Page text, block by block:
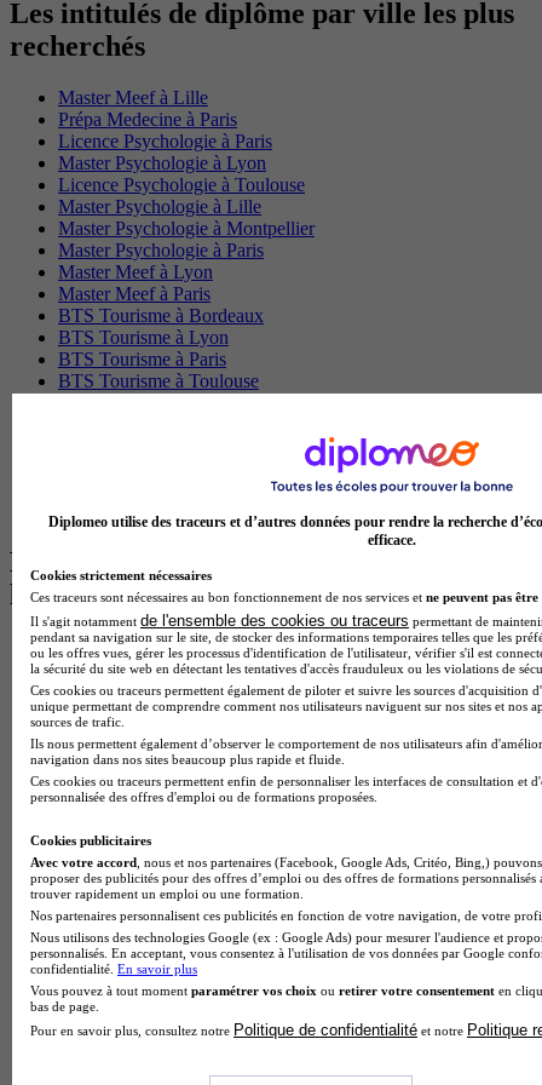
Les intitulés de diplôme par ville les plus
recherchés
Master Meef à Lille
Prépa Medecine à Paris
Licence Psychologie à Paris
Master Psychologie à Lyon
Licence Psychologie à Toulouse
Master Psychologie à Lille
Master Psychologie à Montpellier
Master Psychologie à Paris
Master Meef à Lyon
Master Meef à Paris
BTS Tourisme à Bordeaux
BTS Tourisme à Lyon
BTS Tourisme à Paris
BTS Tourisme à Toulouse
BTS Communication à Bordeaux
BTS Communication à Lyon
BTS Ndrc à Lyon
Les intitulés de diplôme par alternance
les plus recherchés
BTS Esf en alternance
BTS Dietetique en alternance
BTS Mco en alternance
BTS Pi en alternance
BTS Sp3s en alternance
Master CCA en alternance
BTS Ndrc en alternance
BTS Sam en alternance
BTS Sio en alternance
MSc Marketing Digital en alternance
BTS Gpme en alternance
Cap Electricien en alternance
BTS Gpn en alternance
BTS Domotique en alternance
BAC Pro Agora en alternance
BTS Sta en alternance
BTS Iris en alternance
BTS Tpl en alternance
Diplomeo utilise des traceurs et d’autres données pour rendre la recherche
efficace.
Cookies strictement nécessaires
Ces traceurs sont nécessaires au bon fonctionnement de nos services et ne peuvent pas être
Il s'agit notamment de l'ensemble des cookies ou traceurs permettant de
pendant sa navigation sur le site, de stocker des informations temporaires telles que les
ou les offres vues, gérer les processus d'identification de l'utilisateur, vérifier s'il est
la sécurité du site web en détectant les tentatives d'accès frauduleux ou les violations de
Ces cookies ou traceurs permettent également de piloter et suivre les sources d'acquisition
unique permettant de comprendre comment nos utilisateurs naviguent sur nos sites et nos
sources de trafic.
Ils nous permettent également d’observer le comportement de nos utilisateurs afin
navigation dans nos sites beaucoup plus rapide et fluide.
Ces cookies ou traceurs permettent enfin de personnaliser les interfaces de consultation et
personnalisée des offres d'emploi ou de formations proposées.
Cookies publicitaires
Avec votre accord , nous et nos partenaires (Facebook, Google Ads, Critéo, Bing,)
proposer des publicités pour des offres d’emploi ou des offres de formations
trouver rapidement un emploi ou une formation.
Nos partenaires personnalisent ces publicités en fonction de votre navigation, de votre
Nous utilisons des technologies Google (ex : Google Ads) pour mesurer l'audience et
personnalisés. En acceptant, vous consentez à l'utilisation de vos données par Google
confidentialité. En savoir plus
Vous pouvez à tout moment paramétrer vos choix ou retirer votre consentement en
bas de page.
Pour en savoir plus, consultez notre Politique de confidentialité et notre Politique